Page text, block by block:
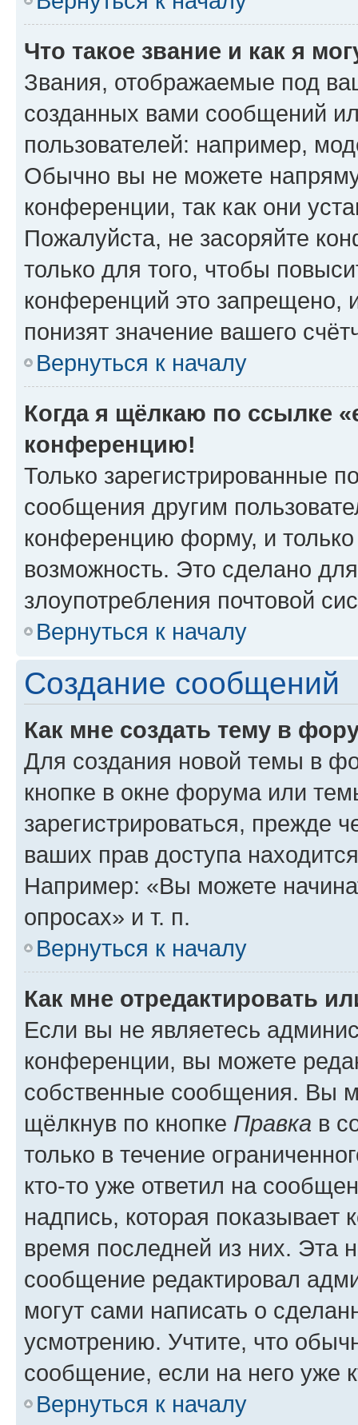
Что такое звание и как я
Звания, отображаемые под
созданных вами сообщений
пользователей: например,
Обычно вы не можете
конференции, так как они
Пожалуйста, не засоряйте
только для того, чтобы
конференций это запрещено,
понизят значение вашего
Вернуться к началу
Когда я щёлкаю по ссылке
конференцию!
Только зарегистрированные
сообщения другим
конференцию форму, и
возможность. Это сделано
злоупотребления почтовой
Вернуться к началу
Создание сообщений
Как мне создать тему в
Для создания новой темы в
кнопке в окне форума или
зарегистрироваться, прежде
ваших прав доступа
Например: «Вы можете
опросах» и т. п.
Вернуться к началу
Как мне отредактировать
Если вы не являетесь
конференции, вы можете
собственные сообщения. Вы
щёлкнув по кнопке Правка в
только в течение
кто-то уже ответил на
надпись, которая показывает
время последней из них. Эта
сообщение редактировал
могут сами написать о
усмотрению. Учтите, что
сообщение, если на него уже
Вернуться к началу